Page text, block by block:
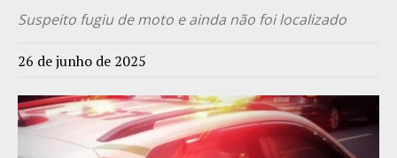
Suspeito fugiu de moto e ainda não foi localizado
26 de junho de 2025